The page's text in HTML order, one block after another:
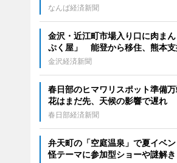
なんば経済新聞
金沢・近江町市場入り口に肉ま
ぷく屋」 能登から移住、熊本支
金沢経済新聞
春日部のヒマワリスポット準備
花はまだ先、天候の影響で遅れ
春日部経済新聞
弁天町の「空庭温泉」で夏イベ
怪テーマに参加型ショーや謎解き